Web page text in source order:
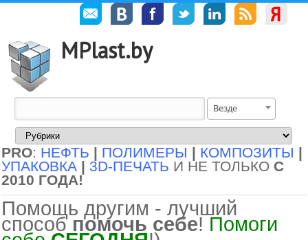
MPlast.by
Везде
PRO: НЕФТЬ | ПОЛИМЕРЫ | КОМПОЗИТЫ |
УПАКОВКА | 3D-ПЕЧАТЬ И НЕ ТОЛЬКО С
2010 ГОДА!
Помощь другим - лучший
способ помочь себе! Помоги